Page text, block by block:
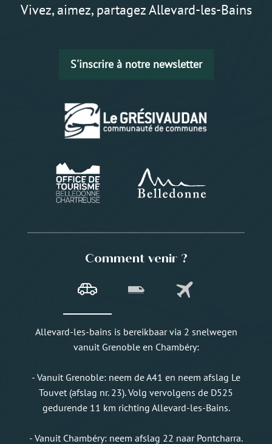
Vivez, aimez, partagez Allevard-les-Bains
S'inscrire à notre newsletter
Comment venir ?
Allevard-les-bains is bereikbaar via 2 snelwegen
vanuit Grenoble en Chambéry:
- Vanuit Grenoble: neem de A41 en neem afslag Le
Touvet (afslag nr. 23). Volg vervolgens de D525
gedurende 11 km richting Allevard-les-Bains.
- Vanuit Chambéry: neem afslag 22 naar Pontcharra.